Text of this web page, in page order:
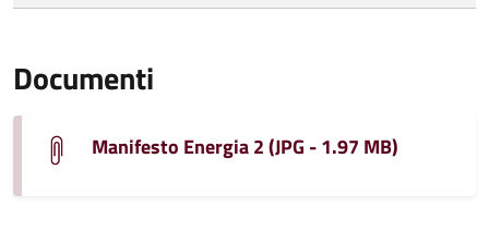
Documenti
Manifesto Energia 2 (JPG - 1.97 MB)